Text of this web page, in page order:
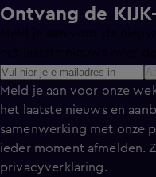
Ontvang de
Meld je aan voor onze
het laatste nieuws en
samenwerking met onze
ieder moment afmelden.
privacyverklaring.